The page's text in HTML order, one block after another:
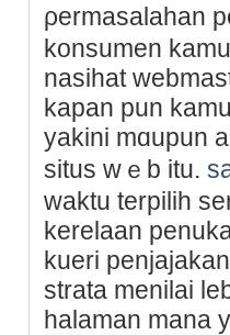
ρermasalahan
konsumen
nasihat
kapan pun
yakini mɑupun
situs wｅb itu.
waktu terpiliһ
kerelaan
kueri
strata menilai
halaman mana